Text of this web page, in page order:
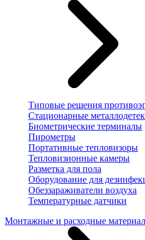
Типовые решения
Стационарные
Биометрические терминалы
Пирометры
Портативные тепловизоры
Тепловизионные камеры
Разметка для пола
Оборудование для
Обеззараживатели воздуха
Температурные датчики
Монтажные и расходные